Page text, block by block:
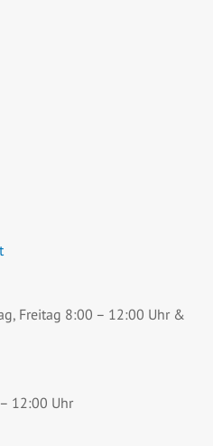
Freitag 8:00 – 12:00 Uhr &
12:00 Uhr